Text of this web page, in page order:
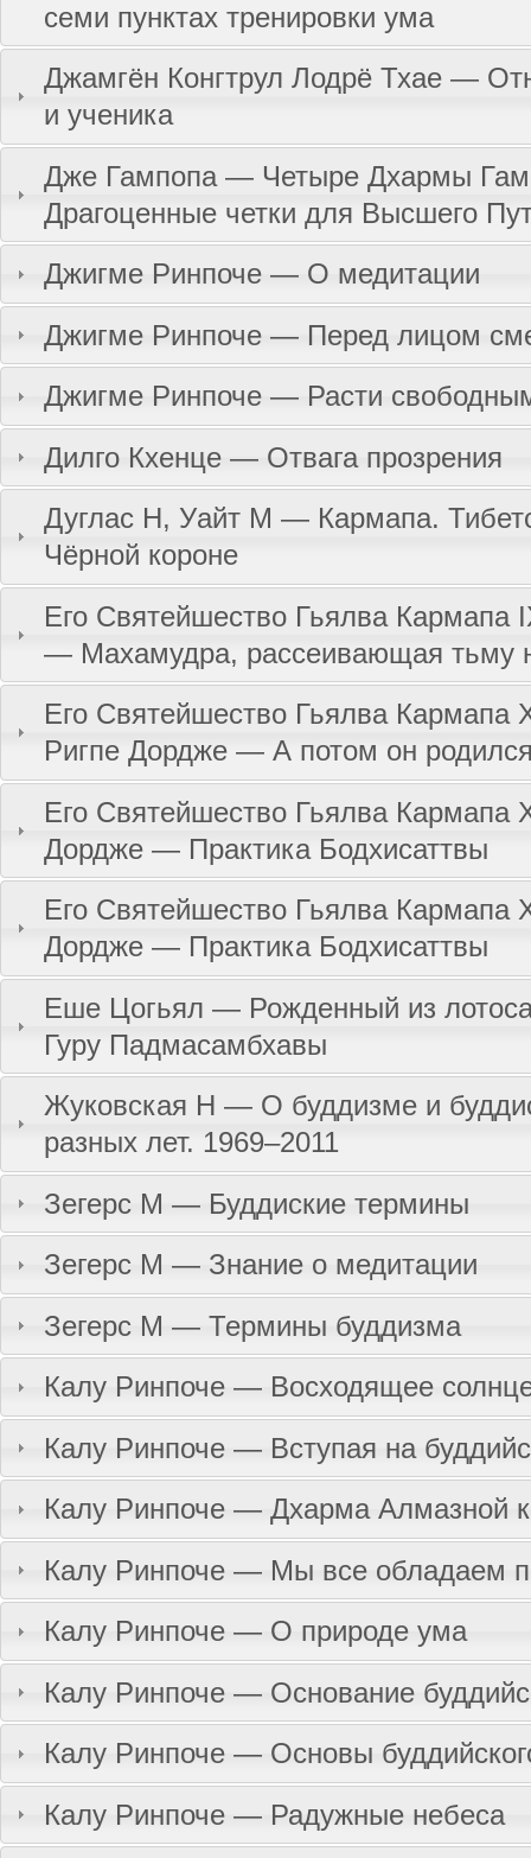
семи пунктах тренировки ума
Джамгён Конгтрул Лодрё Тхае —
и ученика
Дже Гампопа — Четыре Дхармы
Драгоценные четки для Высшего
Джигме Ринпоче — О медитации
Джигме Ринпоче — Перед лицом
Джигме Ринпоче — Расти
Дилго Кхенце — Отвага прозрения
Дуглас Н, Уайт М — Кармапа.
Чёрной короне
Его Святейшество Гьялва Кармапа
— Махамудра, рассеивающая тьму
Его Святейшество Гьялва Кармапа
Ригпе Дордже — А потом он
Его Святейшество Гьялва Кармапа
Дордже — Практика Бодхисаттвы
Его Святейшество Гьялва Кармапа
Дордже — Практика Бодхисаттвы
Еше Цогьял — Рожденный из
Гуру Падмасамбхавы
Жуковская Н — О буддизме и
разных лет. 1969–2011
Зегерс М — Буддиские термины
Зегерс М — Знание о медитации
Зегерс М — Термины буддизма
Калу Ринпоче — Восходящее
Калу Ринпоче — Вступая на
Калу Ринпоче — Дхарма Алмазной
Калу Ринпоче — Мы все обладаем
Калу Ринпоче — О природе ума
Калу Ринпоче — Основание
Калу Ринпоче — Основы
Калу Ринпоче — Радужные небеса